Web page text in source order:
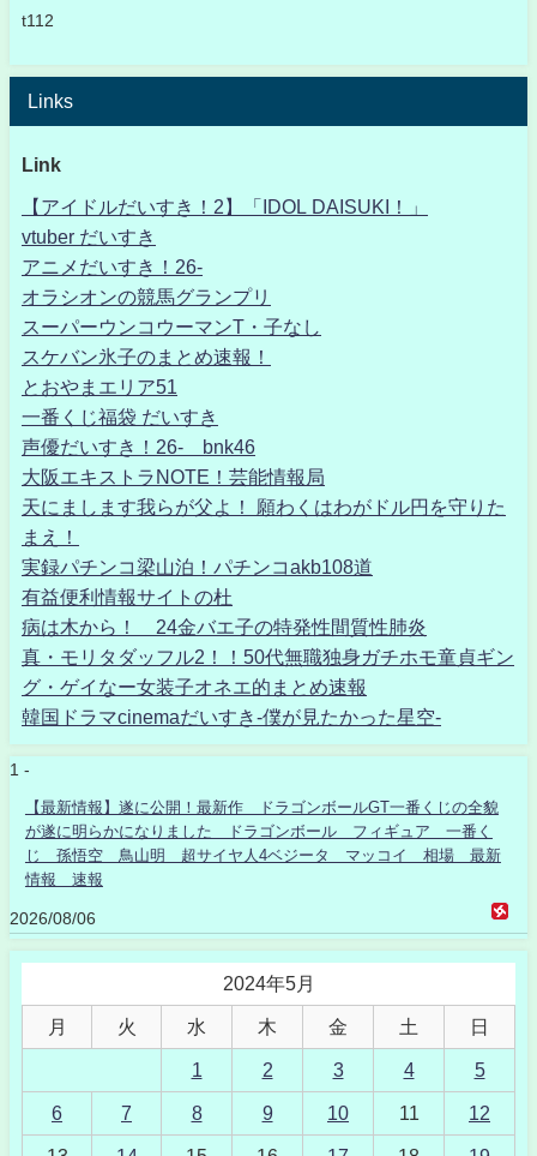
t112
Links
Link
【アイドルだいすき！2】「IDOL DAISUKI！」
vtuber だいすき
アニメだいすき！26-
オラシオンの競馬グランプリ
スーパーウンコウーマンT・子なし
スケバン氷子のまとめ速報！
とおやまエリア51
一番くじ福袋 だいすき
声優だいすき！26- bnk46
大阪エキストラNOTE！芸能情報局
天にまします我らが父よ！ 願わくはわがドル円を守りた
まえ！
実録パチンコ梁山泊！パチンコakb108道
有益便利情報サイトの杜
病は木から！ 24金バエ子の特発性間質性肺炎
真・モリタダッフル2！！50代無職独身ガチホモ童貞ギン
グ・ゲイなー女装子オネエ的まとめ速報
韓国ドラマcinemaだいすき-僕が見たかった星空-
1 -
【最新情報】遂に公開！最新作 ドラゴンボールGT一番くじの全貌
が遂に明らかになりました ドラゴンボール フィギュア 一番く
じ 孫悟空 鳥山明 超サイヤ人4ベジータ マッコイ 相場 最新
情報 速報
2026/08/06
2024年5月
月 火 水 木 金 土 日
1 2 3 4 5
6 7 8 9 10 11 12